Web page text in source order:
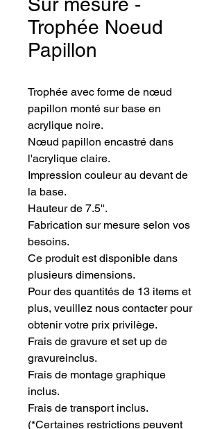
Trophée Noeud
Papillon
Trophée avec forme de nœud
papillon monté sur base en
acrylique noire.
Nœud papillon encastré dans
l'acrylique claire.
Impression couleur au devant de
la base.
Hauteur de 7.5''.
Fabrication sur mesure selon vos
besoins.
Ce produit est disponible dans
plusieurs dimensions.
Pour des quantités de 13 items et
plus, veuillez nous contacter pour
obtenir votre prix privilège.
Frais de gravure et set up de
gravureinclus.
Frais de montage graphique
inclus.
Frais de transport inclus.
(*Certaines restrictions peuvent